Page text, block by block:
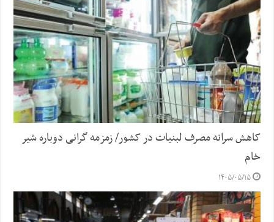
کاهش سرانه مصرف لبنیات در کشور/ زمزمه گرانی دوباره شیر
خام
۱۴۰۵/۰۵/۱۵